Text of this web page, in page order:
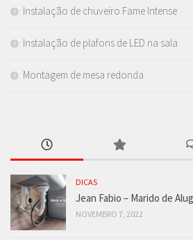
Instalação de chuveiro Fame Intense
Instalação de plafons de LED na sala
Montagem de mesa redonda
DICAS
Jean Fabio – Marido de
NOVEMBRO 7, 2022